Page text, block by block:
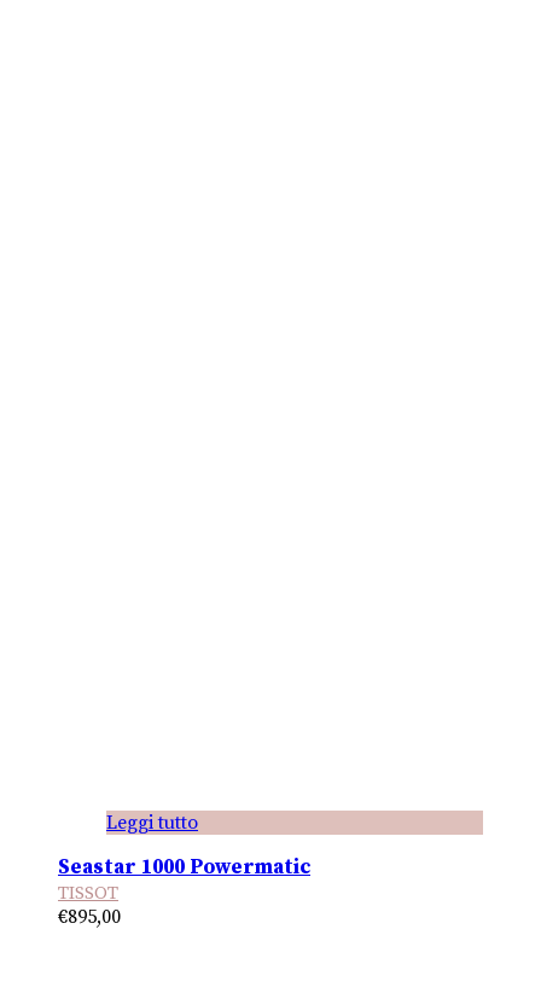
Leggi tutto
Seastar 1000 Powermatic
TISSOT
€895,00